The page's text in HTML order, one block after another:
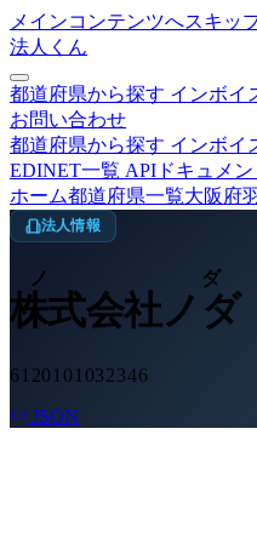
メインコンテンツへスキッ
法人くん
都道府県から探す インボイ
お問い合わせ
都道府県から探す インボイ
EDINET一覧 APIドキュメン
ホーム都道府県一覧大阪府
法人情報
株式会社ノダ
ノダ
6120101032346
JSON